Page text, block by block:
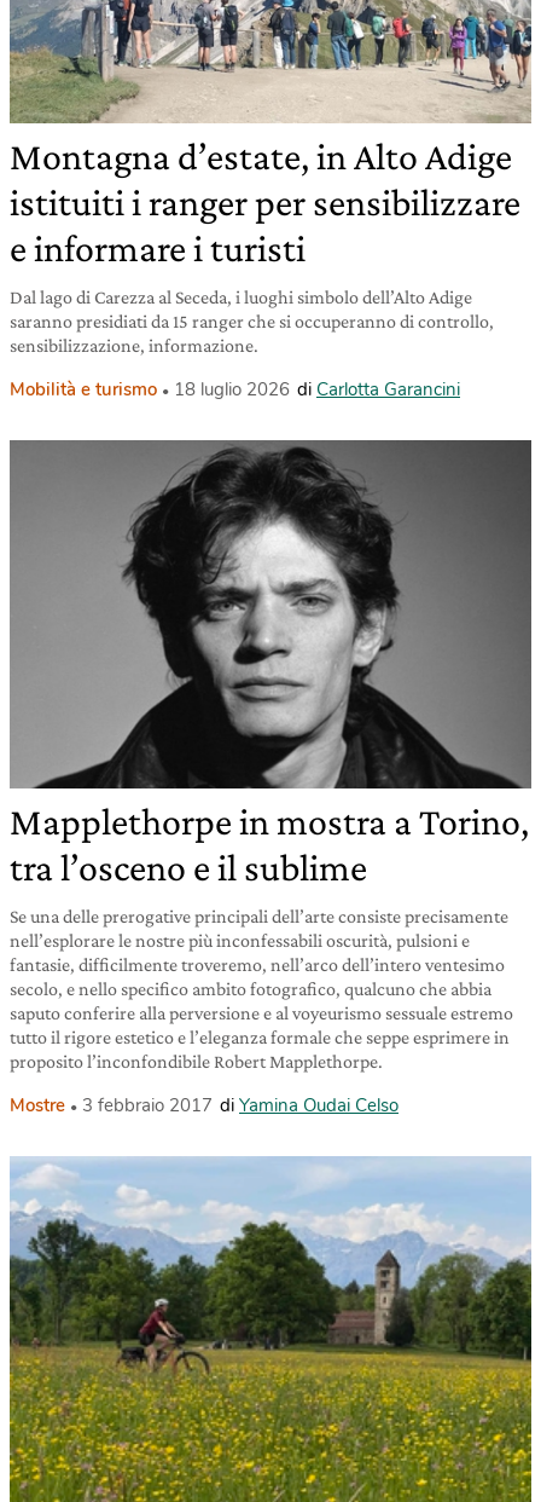
Montagna d’estate, in Alto Adige
istituiti i ranger per sensibilizzare
e informare i turisti
Dal lago di Carezza al Seceda, i luoghi simbolo dell’Alto Adige
saranno presidiati da 15 ranger che si occuperanno di controllo,
sensibilizzazione, informazione.
Mobilità e turismo 18 luglio 2026 di Carlotta Garancini
Mapplethorpe in mostra a Torino,
tra l’osceno e il sublime
Se una delle prerogative principali dell’arte consiste precisamente
nell’esplorare le nostre più inconfessabili oscurità, pulsioni e
fantasie, difficilmente troveremo, nell’arco dell’intero ventesimo
secolo, e nello specifico ambito fotografico, qualcuno che abbia
saputo conferire alla perversione e al voyeurismo sessuale estremo
tutto il rigore estetico e l’eleganza formale che seppe esprimere in
proposito l’inconfondibile Robert Mapplethorpe.
Mostre 3 febbraio 2017 di Yamina Oudai Celso